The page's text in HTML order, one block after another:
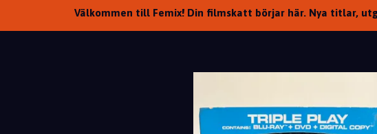
Välkommen till Femix! Din filmskatt börjar här. Nya titlar,